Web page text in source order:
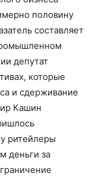
половину
составляет
депутат
которые
и сдерживание
Кашин
ритейлеры
деньги за